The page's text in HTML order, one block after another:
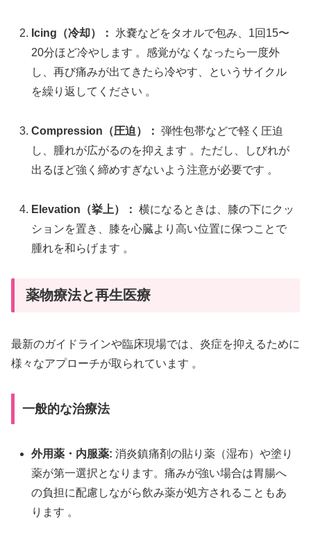
Icing（冷却）： 氷嚢などをタオルで包み、1回15〜
20分ほど冷やします 。感覚がなくなったら一度外
し、再び痛みが出てきたら冷やす、というサイクル
を繰り返してください 。
Compression（圧迫）： 弾性包帯などで軽く圧迫
し、腫れが広がるのを抑えます 。ただし、しびれが
出るほど強く締めすぎないよう注意が必要です 。
Elevation（挙上）： 横になるときは、膝の下にクッ
ションを置き、膝を心臓より高い位置に保つことで
腫れを和らげます 。
薬物療法と再生医療
最新のガイドラインや臨床現場では、炎症を抑えるために
様々なアプローチが取られています 。
一般的な治療法
外用薬・内服薬: 消炎鎮痛剤の貼り薬（湿布）や塗り
薬が第一選択となります。痛みが強い場合は胃腸へ
の負担に配慮しながら飲み薬が処方されることもあ
ります 。